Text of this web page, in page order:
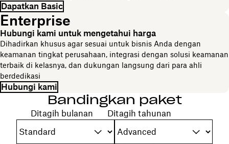
Dapatkan Basic
Enterprise
Hubungi kami untuk mengetahui harga
Dihadirkan khusus agar sesuai untuk bisnis Anda dengan
keamanan tingkat perusahaan, integrasi dengan solusi keamanan
terbaik di kelasnya, dan dukungan langsung dari para ahli
berdedikasi
Hubungi kami
Bandingkan paket
Pilih periode tagihan Anda
Ditagih bulanan Ditagih tahunan